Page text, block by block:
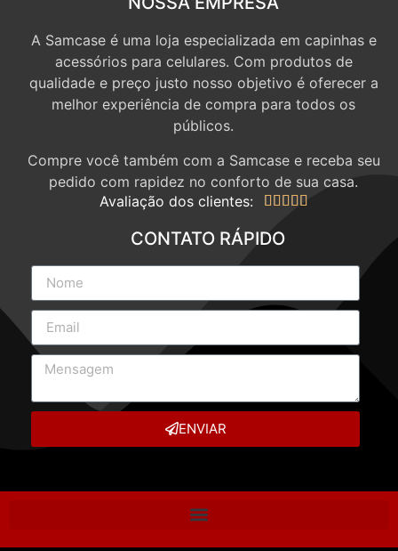
A Samcase é uma loja especializada em capinhas e
acessórios para celulares. Com produtos de
qualidade e preço justo nosso objetivo é oferecer a
melhor experiência de compra para todos os
públicos.
Compre você também com a Samcase e receba seu
pedido com rapidez no conforto de sua casa.
Avaliação dos clientes:
    
CONTATO RÁPIDO
ENVIAR